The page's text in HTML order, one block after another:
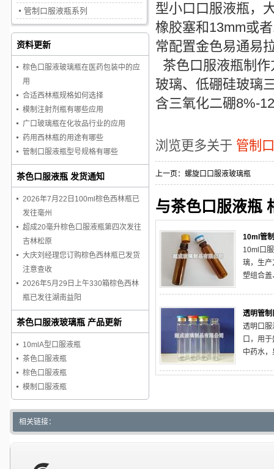
型小口口服液瓶，
橡胶塞和13mm或
常配置金色易通易
茶色口服液瓶制作
玻璃、低硼硅玻璃
含三氧化二硼8%-
浏览更多关于 管制
上一页： 螺旋口口服液玻璃瓶
与茶色口服液瓶
10ml管
10ml口
璃，生产
塑组合盖
透明管制
透明口
口，用
中药水
管制口服液瓶系列
资料更新
棕色口服液玻璃瓶在医药包装中的应
用
合适西林瓶规格如何选择
模制注射剂瓶有哪些应用
广口玻璃瓶在化妆品行业的应用
药用西林瓶的用途有哪些
管制口服液瓶型号规格有哪些
茶色口服液瓶 发货通知
2026年7月22日100ml棕色西林瓶已
发往毫州
超成20毫升棕色口服液瓶第四次发往
吉林松原
大庆刘经理您订购棕色西林瓶已发货
注意查收
2026年5月29日上午330箱棕色西林
瓶已发往湖南益阳
茶色口服液玻璃瓶 产品更新
10mlA型口服液瓶
茶色口服液瓶
棕色口服液瓶
模制口服液瓶
相关链接：